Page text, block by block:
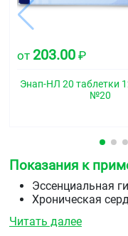
от 203.00 ₽
Энап-НЛ 20 таблетки
№20
Показания к
Эссенциальная
Хроническая
Профилактика
Читать далее